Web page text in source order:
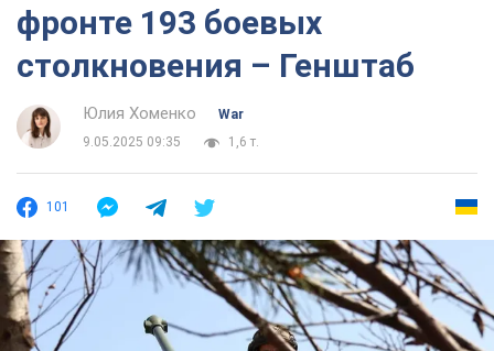
фронте 193 боевых
столкновения – Генштаб
Юлия Хоменко
War
9.05.2025 09:35
1,6 т.
101